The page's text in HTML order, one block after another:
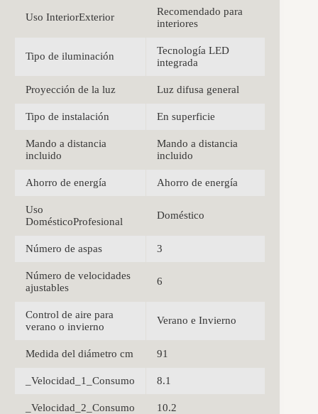
Uso InteriorExterior
Recomendado para
interiores
Tipo de iluminación
Tecnología LED
integrada
Proyección de la luz Luz difusa general
Tipo de instalación En superficie
Mando a distancia
incluido
Mando a distancia
incluido
Ahorro de energía Ahorro de energía
Uso
DomésticoProfesional
Doméstico
Número de aspas 3
Número de velocidades
ajustables
6
Control de aire para
verano o invierno
Verano e Invierno
Medida del diámetro cm 91
_Velocidad_1_Consumo 8.1
_Velocidad_2_Consumo 10.2